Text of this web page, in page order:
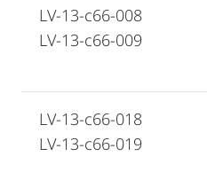
LV-13-c66-008
LV-13-c66-009
LV-13-c66-018
LV-13-c66-019